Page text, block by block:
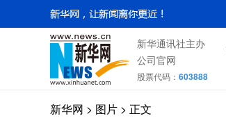
新华通讯社主办
公司官网
股票代码： 603888
新华网 > 图片 > 正文